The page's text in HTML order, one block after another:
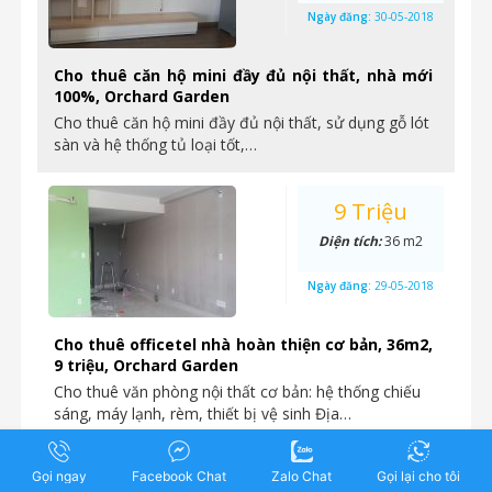
Cho thuê căn hộ mini đầy đủ nội thất, nhà mới
100%, Orchard Garden
Cho thuê căn hộ mini đầy đủ nội thất, sử dụng gỗ lót
sàn và hệ thống tủ loại tốt,…
Ngày đăng: 30-05-2018
Cho thuê officetel nhà hoàn thiện cơ bản, 36m2,
9 triệu, Orchard Garden
Cho thuê văn phòng nội thất cơ bản: hệ thống chiếu
sáng, máy lạnh, rèm, thiết bị vệ sinh Địa…
9 Triệu
Diện tích:36 m2
Ngày đăng: 29-05-2018
18 Triệu
Gọi ngay Facebook Chat Zalo Chat Gọi lại cho tôi